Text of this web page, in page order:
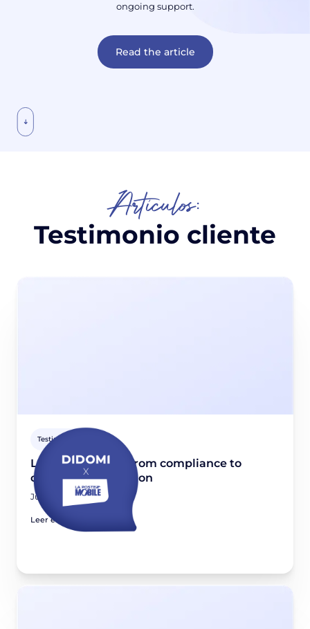
ongoing support.
Read the article
Artículos:
Testimonio cliente
Testimonio cliente
La Poste Mobile: From compliance to
consent optimization
June 11, 2026
Leer el artículo